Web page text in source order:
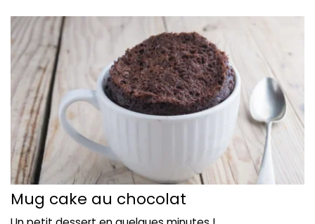
Mug cake au chocolat